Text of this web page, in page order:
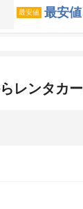
最安値 最安
レンタカ